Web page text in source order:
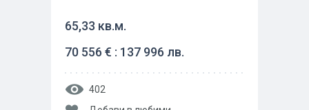
65,33 кв.м.
70 556 € : 137 996 лв.
402